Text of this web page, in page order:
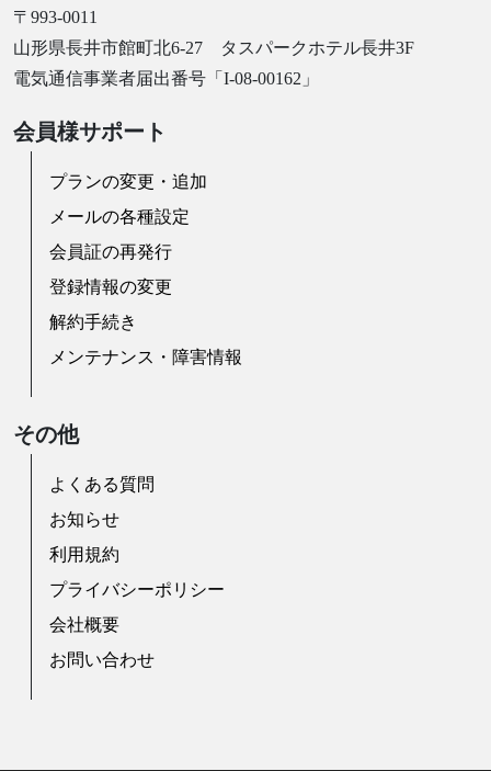
〒993-0011
山形県長井市館町北6-27 タスパークホテル長井3F
電気通信事業者届出番号「I-08-00162」
会員様サポート
プランの変更・追加
メールの各種設定
会員証の再発行
登録情報の変更
解約手続き
メンテナンス・障害情報
その他
よくある質問
お知らせ
利用規約
プライバシーポリシー
会社概要
お問い合わせ